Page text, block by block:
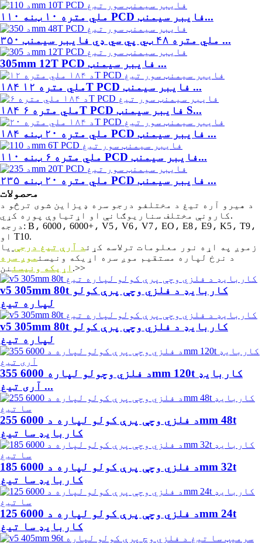
۱۱۰ ملي متره ۱۰ ټنه PCD فایبر سیمنټ...
۳۵۰ ملي متره ۴۸ ټي پي سي ډي فایبر سیمنټ ...
305mm 12T PCD فایبر سیمنټ ...
۱۸۴ ملي متره ۱۲T PCD فایبر سیمنټ ...
۱۸۴ ملي متره ۶T PCD فایبر سیمنټ S...
۱۸۴ ملي متره ۲۰ ټنه PCD فایبر سیمنټ ...
۱۱۰ ملي متره ۶ ټنه PCD فایبر سیمنټ...
۲۳۵ ملي متره ۲۰ ټنه PCD فایبر سیمنټ ...
محصولات
د هیرو آره تیغ د مختلفو درجو سره ډیزاین شوی ترڅو د
کارونې مختلف سناریوګانې او اړتیاوې پوره کړي.
درجه: B، 6000، 6000+، V5، V6، V7، EO، E8، E9، K5، T9،
او T10.
زموږ په اړه نور معلومات ترلاسه کړئد آرې تیغ درجې یا
د نرخ لپاره مستقیم موږ سره اړیکه ونیسئموږ سره
اړیکه ونیسئ نن.>>
v5 305mm 80t کاربایډ د فلزي وچې پرې کولو
لپاره تیغ
v5 305mm 80t کاربایډ د فلزي وچې پرې کولو
لپاره تیغ
د فلزي وچولو لپاره 6000 355mm 120t کاربایډ
آری تیغ ...
د فلزي وچې پرې کولو لپاره د 6000 255mm 48t
کاربایډ سا تیغ
د فلزي وچې پرې کولو لپاره د 6000 185mm 32t
کاربایډ سا تیغ
د فلزي وچې پرې کولو لپاره د 6000 125mm 24t
کاربایډ سا تیغ